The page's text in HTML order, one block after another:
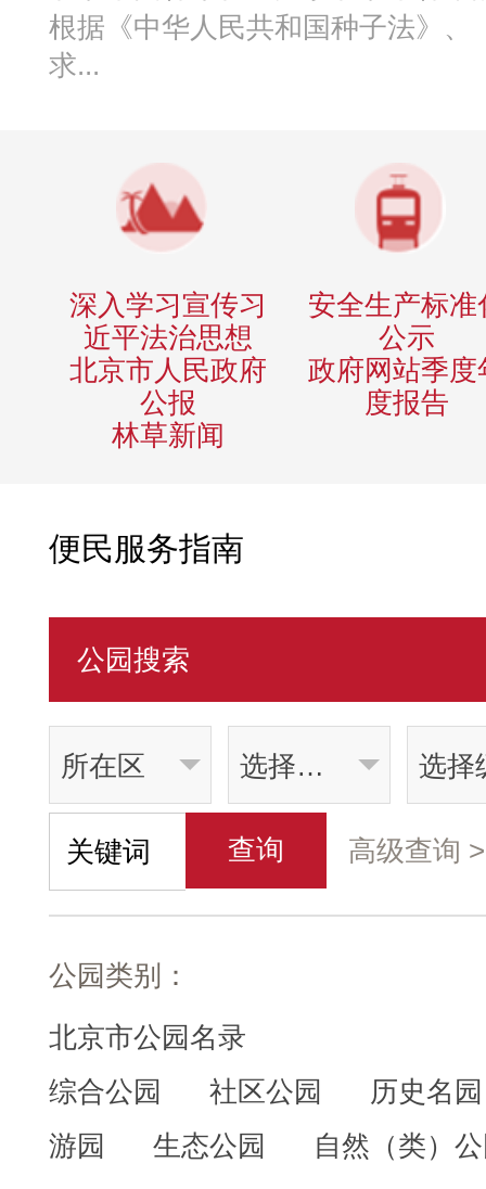
根据《中华人民共和国种子法》、
求...
深入学习宣传习
近平法治思想
北京市人民政府
公报
林草新闻
安全生产标准
公示
政府网站季度
度报告
便民服务指南
公园搜索
所在区 选择类别 选择
查询 高级查询 >
公园类别：
北京市公园名录
综合公园
社区公园
历史名园
游园
生态公园 自然（类）